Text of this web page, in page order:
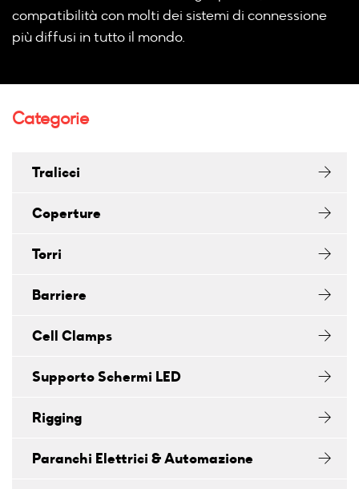
compatibilità con molti dei sistemi di connessione
più diffusi in tutto il mondo.
Categorie
Tralicci
Coperture
Torri
Barriere
Cell Clamps
Supporto Schermi LED
Rigging
Paranchi Elettrici & Automazione